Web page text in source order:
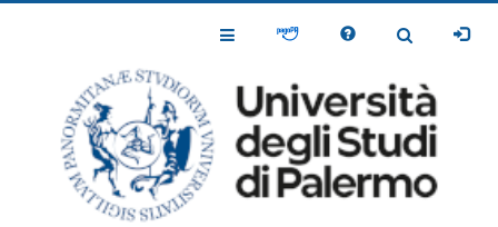
Toggle
Toggle